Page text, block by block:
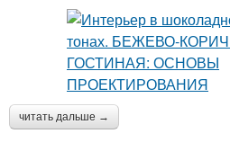
читать дальше →